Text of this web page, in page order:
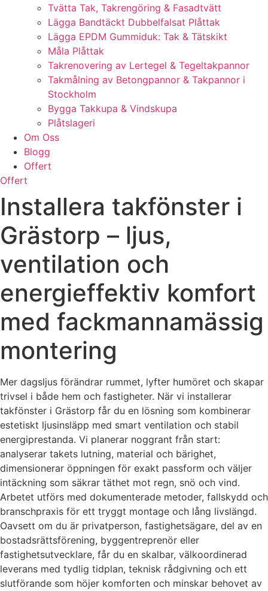
Tvätta Tak, Takrengöring & Fasadtvätt
Lägga Bandtäckt Dubbelfalsat Plåttak
Lägga EPDM Gummiduk: Tak & Tätskikt
Måla Plåttak
Takrenovering av Lertegel & Tegeltakpannor
Takmålning av Betongpannor & Takpannor i
Stockholm
Bygga Takkupa & Vindskupa
Plåtslageri
Om Oss
Blogg
Offert
Offert
Installera takfönster i
Grästorp – ljus,
ventilation och
energieffektiv komfort
med fackmannamässig
montering
Mer dagsljus förändrar rummet, lyfter humöret och skapar
trivsel i både hem och fastigheter. När vi installerar
takfönster i Grästorp får du en lösning som kombinerar
estetiskt ljusinsläpp med smart ventilation och stabil
energiprestanda. Vi planerar noggrant från start:
analyserar takets lutning, material och bärighet,
dimensionerar öppningen för exakt passform och väljer
intäckning som säkrar täthet mot regn, snö och vind.
Arbetet utförs med dokumenterade metoder, fallskydd och
branschpraxis för ett tryggt montage och lång livslängd.
Oavsett om du är privatperson, fastighetsägare, del av en
bostadsrättsförening, byggentreprenör eller
fastighetsutvecklare, får du en skalbar, välkoordinerad
leverans med tydlig tidplan, teknisk rådgivning och ett
slutförande som höjer komforten och minskar behovet av